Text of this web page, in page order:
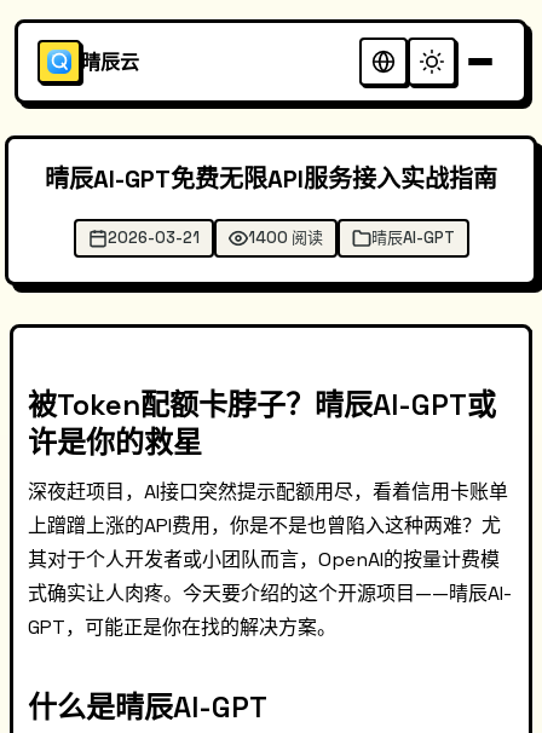
晴辰云
晴辰AI-GPT免费无限API服务接入实战指南
2026-03-21 1400 阅读 晴辰AI-GPT
被Token配额卡脖子？晴辰AI-GPT或
许是你的救星
深夜赶项目，AI接口突然提示配额用尽，看着信用卡账单
上蹭蹭上涨的API费用，你是不是也曾陷入这种两难？尤
其对于个人开发者或小团队而言，OpenAI的按量计费模
式确实让人肉疼。今天要介绍的这个开源项目——晴辰AI-
GPT，可能正是你在找的解决方案。
什么是晴辰AI-GPT